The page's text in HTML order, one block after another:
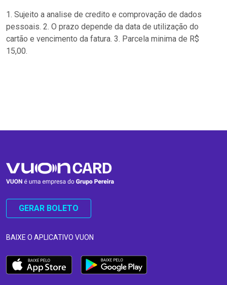
1. Sujeito a analise de credito e comprovação de dados
pessoais. 2. O prazo depende da data de utilização do
cartão e vencimento da fatura. 3. Parcela minima de R$
15,00.
GERAR BOLETO
BAIXE O APLICATIVO VUON